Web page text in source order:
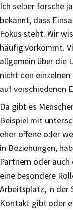
Ich selber forsche
bekannt, dass
Fokus steht. Wir
häufig vorkommt.
allgemein über die
nicht den
auf verschiedenen
Da gibt es
Beispiel mit
eher offene oder
in Beziehungen,
Partnern oder
eine besondere
Arbeitsplatz, in der
Kontakt gibt oder